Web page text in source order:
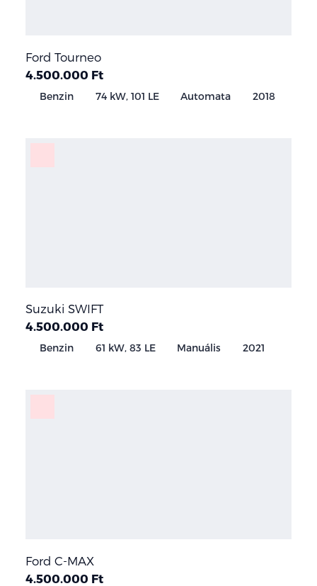
Ford Tourneo
4.500.000 Ft
Benzin 74 kW, 101 LE Automata 2018
Suzuki SWIFT
4.500.000 Ft
Benzin 61 kW, 83 LE Manuális 2021
Ford C-MAX
4.500.000 Ft